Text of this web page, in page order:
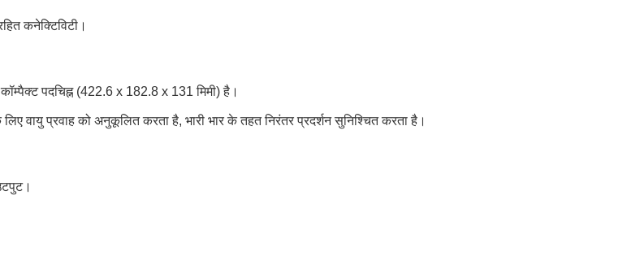
कनेक्टिविटी।
पदचिह्न (422.6 x 182.8 x 131 मिमी) है।
प्रवाह को अनुकूलित करता है, भारी भार के तहत निरंतर प्रदर्शन सुनिश्चित करता है।